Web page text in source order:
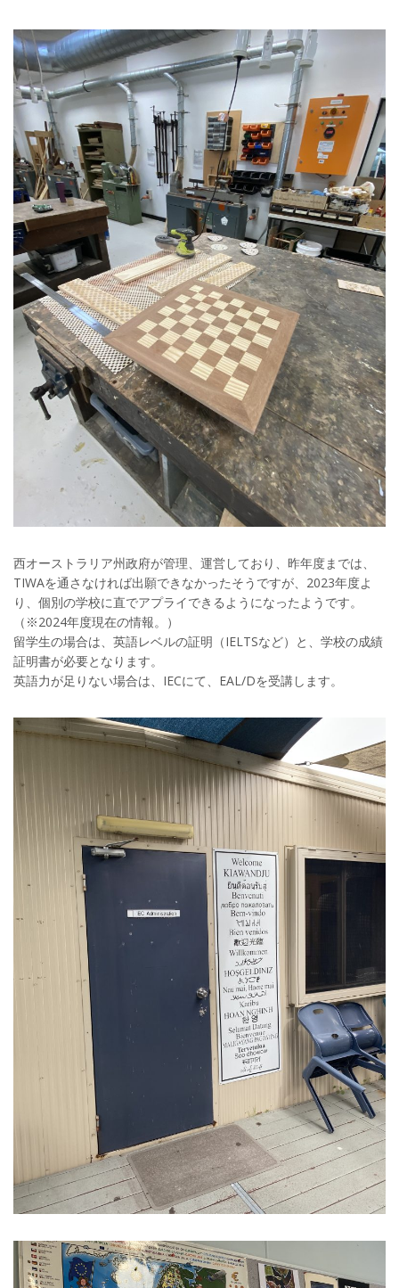
西オーストラリア州政府が管理、運営しており、昨年度までは、
TIWAを通さなければ出願できなかったそうですが、2023年度よ
り、個別の学校に直でアプライできるようになったようです。
（※2024年度現在の情報。）
留学生の場合は、英語レベルの証明（IELTSなど）と、学校の成績
証明書が必要となります。
英語力が足りない場合は、IECにて、EAL/Dを受講します。